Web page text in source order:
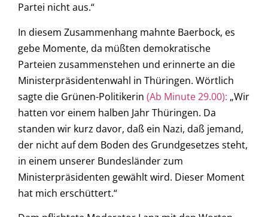
Partei nicht aus.“
In diesem Zusammenhang mahnte Baerbock, es
gebe Momente, da müßten demokratische
Parteien zusammenstehen und erinnerte an die
Ministerpräsidentenwahl in Thüringen. Wörtlich
sagte die Grünen-Politikerin (Ab Minute 29.00): „Wir
hatten vor einem halben Jahr Thüringen. Da
standen wir kurz davor, daß ein Nazi, daß jemand,
der nicht auf dem Boden des Grundgesetzes steht,
in einem unserer Bundesländer zum
Ministerpräsidenten gewählt wird. Dieser Moment
hat mich erschüttert.“